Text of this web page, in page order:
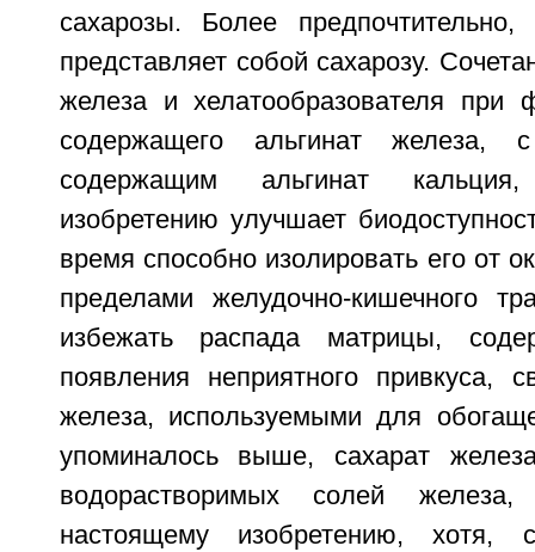
сахарозы. Более предпочтительно,
представляет собой сахарозу.
железа и хелатообразователя при
содержащего альгинат железа,
содержащим альгинат
изобретению улучшает
время способно изолировать его от
пределами желудочно-кишечного
избежать распада матрицы,
появления неприятного привкуса,
железа, используемыми для
упоминалось выше, сахарат
водорастворимых солей
настоящему изобретению, хотя,